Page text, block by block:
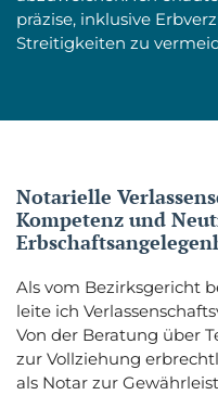
präzise, inklusive
Streitigkeiten zu
Notarielle
Kompetenz und
Als vom Bezirksgericht
leite ich
Von der Beratung über
zur Vollziehung
als Notar zur